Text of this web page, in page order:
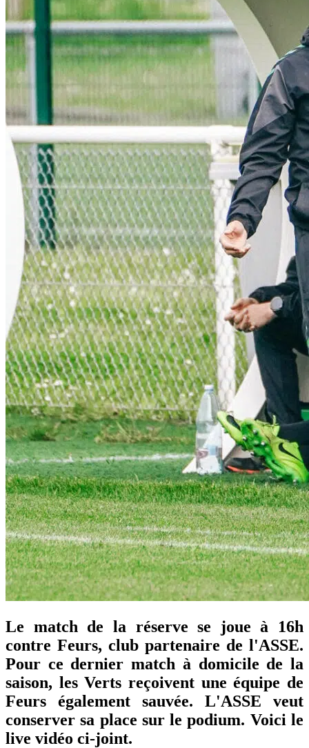
Le match de la réserve se joue à 16h
contre Feurs, club partenaire de l'ASSE.
Pour ce dernier match à domicile de la
saison, les Verts reçoivent une équipe de
Feurs également sauvée. L'ASSE veut
conserver sa place sur le podium. Voici le
live vidéo ci-joint.